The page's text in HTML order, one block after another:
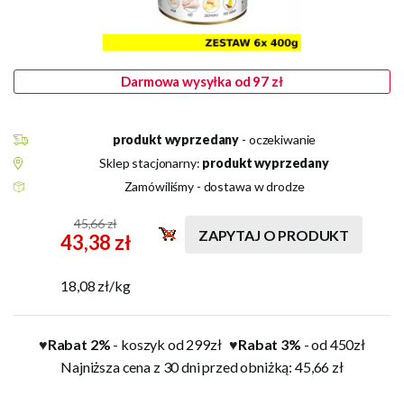
Darmowa wysyłka od 97 zł
produkt wyprzedany - oczekiwanie
Sklep stacjonarny: produkt wyprzedany
Zamówiliśmy - dostawa w drodze
45,66 zł
43,38 zł
18,08 zł/kg
ZAPYTAJ O PRODUKT
♥Rabat 2% - koszyk od 299zł♥Rabat 3% - od 450zł
Najniższa cena z 30 dni przed obniżką: 45,66 zł